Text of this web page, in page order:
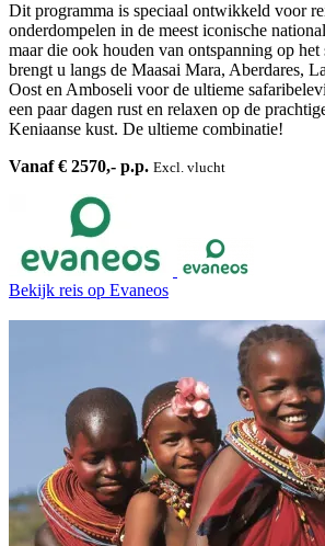
Dit programma is speciaal ontwikkeld voor
onderdompelen in de meest iconische
maar die ook houden van ontspanning op het
brengt u langs de Maasai Mara, Aberdares,
Oost en Amboseli voor de ultieme
een paar dagen rust en relaxen op de
Keniaanse kust. De ultieme combinatie!
Vanaf € 2570,- p.p. Excl. vlucht
Bekijk reis op Evaneos